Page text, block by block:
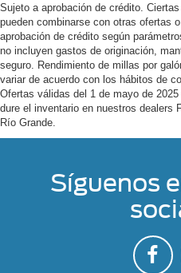
Sujeto a aprobación de crédito.
pueden combinarse con otras ofertas
aprobación de crédito según
no incluyen gastos de originación,
seguro. Rendimiento de millas por
variar de acuerdo con los hábitos de
Ofertas válidas del 1 de mayo de
dure el inventario en nuestros dealers
Río Grande.
Síguenos